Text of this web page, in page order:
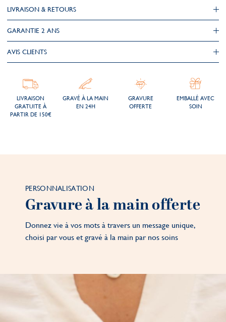
LIVRAISON & RETOURS
GARANTIE 2 ANS
AVIS CLIENTS
LIVRAISON
GRATUITE À
PARTIR DE 150€
GRAVÉ À LA MAIN
EN 24H
GRAVURE
OFFERTE
EMBALLÉ AVEC
SOIN
PERSONNALISATION
Gravure à la main offerte
Donnez vie à vos mots à travers un message unique,
choisi par vous et gravé à la main par nos soins